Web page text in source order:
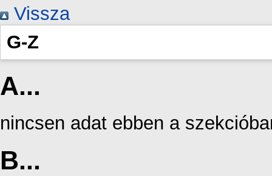
Vissza
G-Z
A...
nincsen adat ebben a
B...